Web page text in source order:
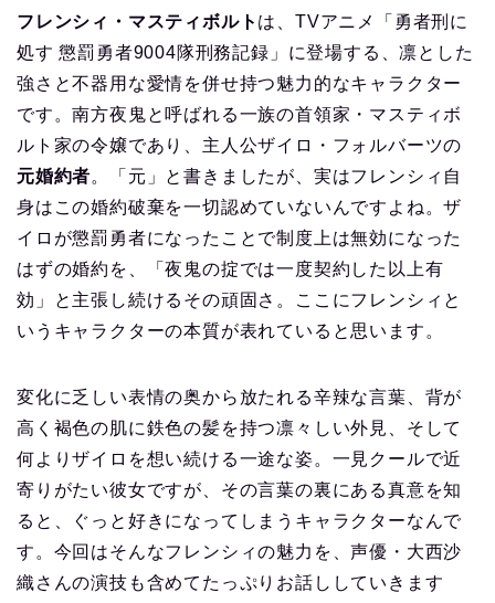
フレンシィ・マスティボルト は、TVアニメ「勇者刑に
処す 懲罰勇者9004隊刑務記録」に登場する、凛とした
強さと不器用な愛情を併せ持つ魅力的なキャラクター
です。南方夜鬼と呼ばれる一族の首領家・マスティボ
ルト家の令嬢であり、主人公ザイロ・フォルバーツの
元婚約者。「元」と書きましたが、実はフレンシィ自
身はこの婚約破棄を一切認めていないんですよね。ザ
イロが懲罰勇者になったことで制度上は無効になった
はずの婚約を、「夜鬼の掟では一度契約した以上有
効」と主張し続けるその頑固さ。ここにフレンシィと
いうキャラクターの本質が表れていると思います。
変化に乏しい表情の奥から放たれる辛辣な言葉、背が
高く褐色の肌に鉄色の髪を持つ凛々しい外見、そして
何よりザイロを想い続ける一途な姿。一見クールで近
寄りがたい彼女ですが、その言葉の裏にある真意を知
ると、ぐっと好きになってしまうキャラクターなんで
す。今回はそんなフレンシィの魅力を、声優・大西沙
織さんの演技も含めてたっぷりお話ししていきます